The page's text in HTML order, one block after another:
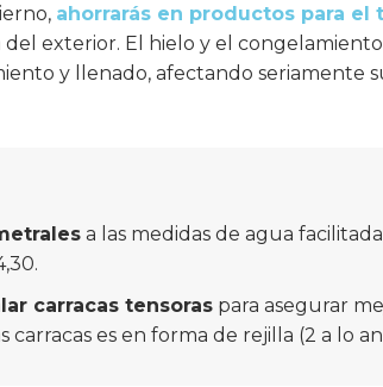
ahorrarás en productos para
exterior. El hielo y el
y llenado, afectando seriamente
a las medidas de agua
carracas tensoras para asegurar
carracas es en forma de rejilla (2 a lo